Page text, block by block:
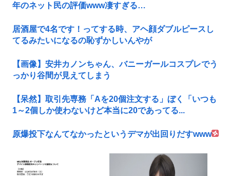
年のネット民の評価www凄すぎる…
居酒屋で4名です！ってする時、アヘ顔ダブルピースし
てるみたいになるの恥ずかしいんやが
【画像】安井カノンちゃん、バニーガールコスプレでう
っかり谷間が見えてしまう
【呆然】取引先専務「Aを20個注文する」ぼく「いつも
1～2個しか使わないけど本当に20であってる...
原爆投下なんてなかったというデマが出回りだすwww